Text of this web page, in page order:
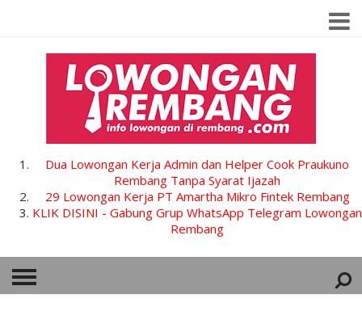
Dua Lowongan Kerja Admin dan Helper Cook Praukuno
Rembang Tanpa Syarat Ijazah
29 Lowongan Kerja PT Amartha Mikro Fintek Rembang
KLIK DISINI - Gabung Grup WhatsApp Telegram Lowongan
Rembang